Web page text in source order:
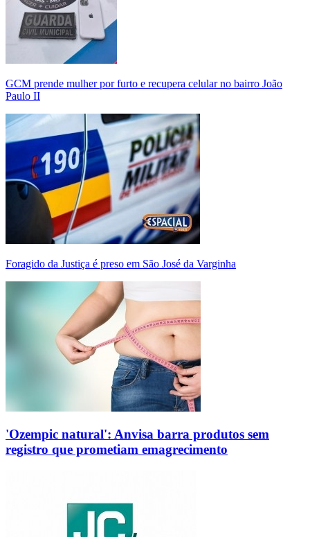
GCM prende mulher por furto e recupera celular no bairro João
Paulo II
Foragido da Justiça é preso em São José da Varginha
'Ozempic natural': Anvisa barra produtos sem
registro que prometiam emagrecimento